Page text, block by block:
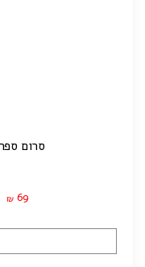
סרום ספריי
₪ 69